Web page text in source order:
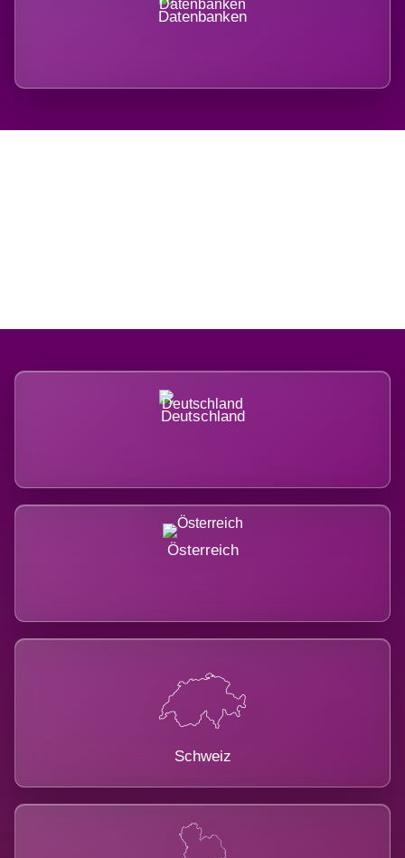
Datenbanken
Deutschland
Österreich
Schweiz